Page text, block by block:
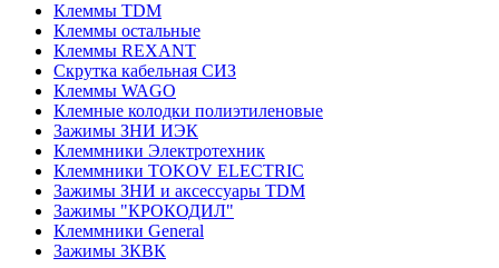
Клеммы TDM
Клеммы остальные
Клеммы REXANT
Скрутка кабельная СИЗ
Клеммы WAGO
Клемные колодки полиэтиленовые
Зажимы ЗНИ ИЭК
Клеммники Электротехник
Клеммники TOKOV ELECTRIC
Зажимы ЗНИ и аксессуары TDM
Зажимы "КРОКОДИЛ"
Клеммники General
Зажимы 3КВК